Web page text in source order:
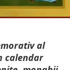
al
calendar